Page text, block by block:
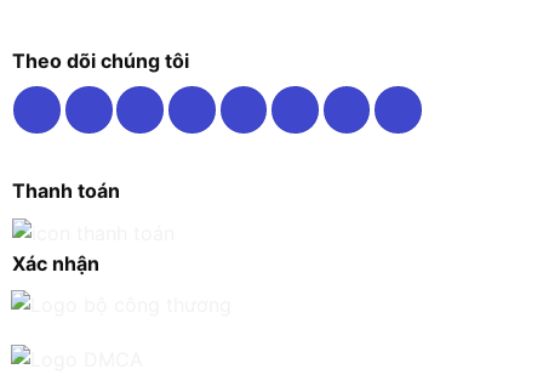
Theo dõi chúng tôi
Thanh toán
Xác nhận